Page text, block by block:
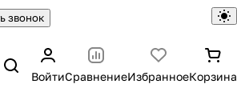
звонок
ВойтиСравнениеИзбранноеКорзина